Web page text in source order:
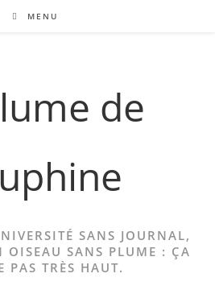
MENU
de
SANS JOURNAL,
OISEAU SANS PLUME : ÇA
PAS TRÈS HAUT.